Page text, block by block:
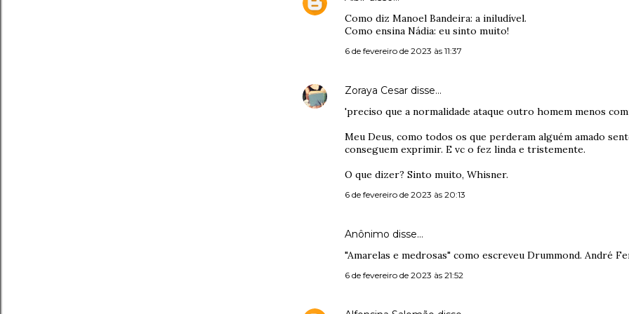
Como diz Manoel Bandeira: a iniludível.
Como ensina Nádia: eu sinto muito!
6 de fevereiro de 2023 às 11:37
Zoraya Cesar disse…
'preciso que a normalidade ataque outro homem menos
Meu Deus, como todos os que perderam alguém amado
conseguem exprimir. E vc o fez linda e tristemente.
O que dizer? Sinto muito, Whisner.
6 de fevereiro de 2023 às 20:13
Anônimo disse…
"Amarelas e medrosas" como escreveu Drummond. André
6 de fevereiro de 2023 às 21:52